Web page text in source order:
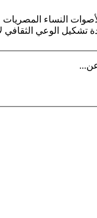
النساء
الوعي الثقافي